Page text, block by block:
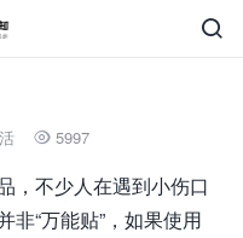

 5997
，不少人在遇到小伤口
非“万能贴”，如果使用